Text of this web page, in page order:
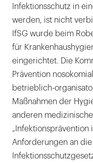
Infektionsschutz in
werden, ist nicht
IfSG wurde beim
für
eingerichtet. Die
Prävention
betrieblich-
Maßnahmen der
anderen
„Infektionsprävention
Anforderungen an